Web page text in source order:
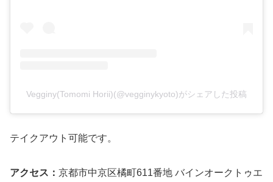
Vegginy(Tomomi Horii)(@vegginykyoto)がシェアした投稿
テイクアウト可能です。
アクセス： 京都市中京区橘町611番地 バインオークトゥエ